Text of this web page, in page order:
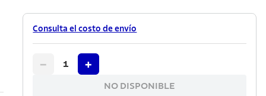
Consulta el costo de envío
− 1 +
NO DISPONIBLE